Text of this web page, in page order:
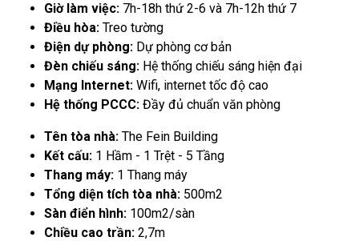
Giờ làm việc: 7h-18h thứ 2-6 và 7h-12h thứ 7
Điều hòa: Treo tường
Điện dự phòng: Dự phòng cơ bản
Đèn chiếu sáng: Hệ thống chiếu sáng hiện đại
Mạng Internet: Wifi, internet tốc độ cao
Hệ thống PCCC: Đầy đủ chuẩn văn phòng
Tên tòa nhà: The Fein Building
Kết cấu: 1 Hầm - 1 Trệt - 5 Tầng
Thang máy: 1 Thang máy
Tổng diện tích tòa nhà: 500m2
Sàn điển hình: 100m2/sàn
Chiều cao trần: 2,7m